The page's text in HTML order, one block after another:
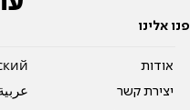
פנו אלינו
אודות
יצירת קשר